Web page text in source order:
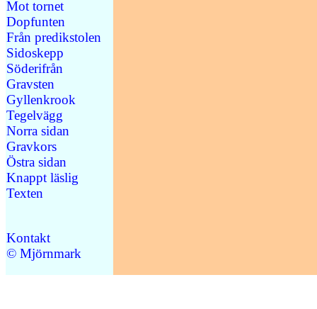
Mot tornet
Dopfunten
Från predikstolen
Sidoskepp
Söderifrån
Gravsten
Gyllenkrook
Tegelvägg
Norra sidan
Gravkors
Östra sidan
Knappt läslig
Texten
Kontakt
© Mjörnmark